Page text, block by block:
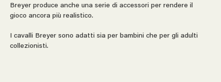
Breyer produce anche una serie di accessori per rendere il
gioco ancora più realistico.
I cavalli Breyer sono adatti sia per bambini che per gli adulti
collezionisti.